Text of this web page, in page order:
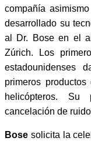
compañía
desarrollado su
al Dr. Bose en el
Zúrich. Los
estadounidenses
primeros
helicópteros. Su
cancelación de ruido
Bose solicita la